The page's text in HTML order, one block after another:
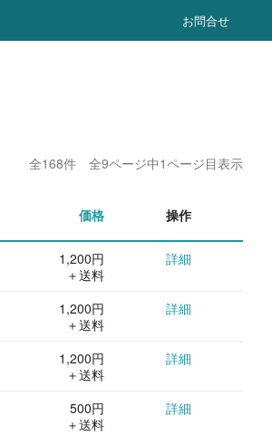
お問合せ
全168件 全9ページ中1ページ目表示
価格 操作
1,200円
＋送料
詳細
1,200円
＋送料
詳細
1,200円
＋送料
詳細
500円
＋送料
詳細